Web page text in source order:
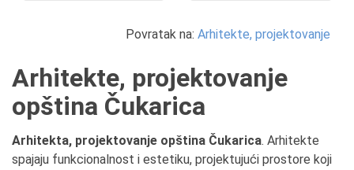
Povratak na: Arhitekte, projektovanje
Arhitekte, projektovanje
opština Čukarica
Arhitekta, projektovanje opština Čukarica. Arhitekte
spajaju funkcionalnost i estetiku, projektujući prostore koji